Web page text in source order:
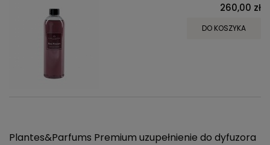
260,00 zł
DO KOSZYKA
Plantes&Parfums Premium uzupełnienie do dyfuzora